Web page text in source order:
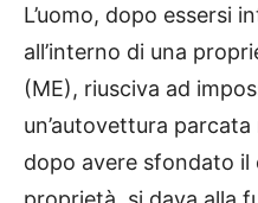
L’uomo, dopo essersi
all’interno di una
(ME), riusciva ad
un’autovettura
dopo avere sfondato il